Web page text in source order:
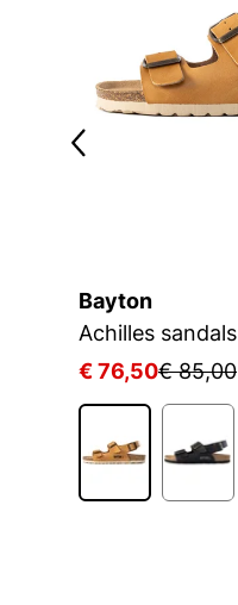
Bayton
Achilles sandals
€ 76,50€ 85,00